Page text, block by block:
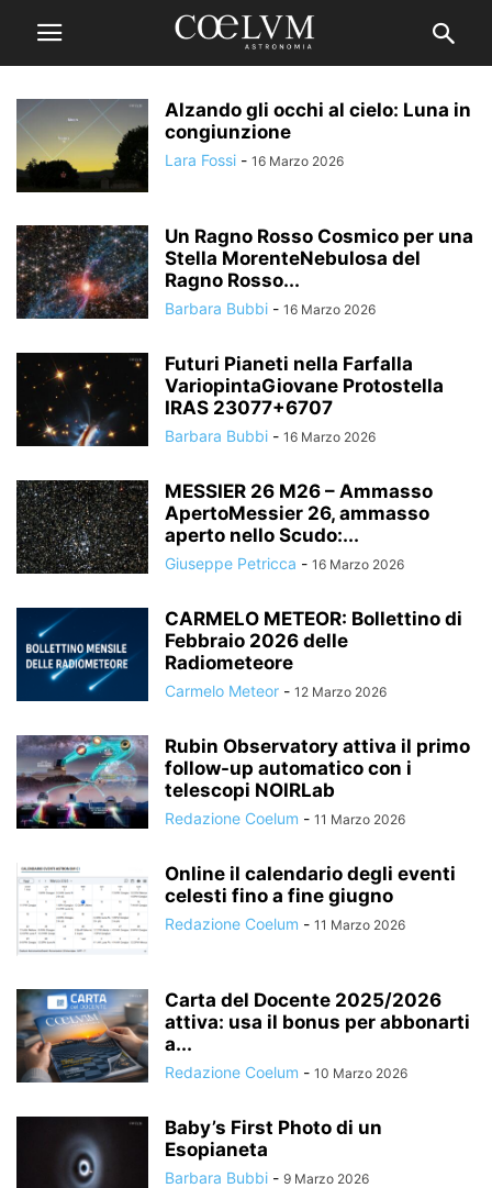
Alzando gli occhi al cielo: Luna in
congiunzione
Lara Fossi - 16 Marzo 2026
Un Ragno Rosso Cosmico per una
Stella MorenteNebulosa del
Ragno Rosso...
Barbara Bubbi - 16 Marzo 2026
Futuri Pianeti nella Farfalla
VariopintaGiovane Protostella
IRAS 23077+6707
Barbara Bubbi - 16 Marzo 2026
MESSIER 26 M26 – Ammasso
ApertoMessier 26, ammasso
aperto nello Scudo:...
Giuseppe Petricca - 16 Marzo 2026
CARMELO METEOR: Bollettino di
Febbraio 2026 delle
Radiometeore
Carmelo Meteor - 12 Marzo 2026
Rubin Observatory attiva il primo
follow-up automatico con i
telescopi NOIRLab
Redazione Coelum - 11 Marzo 2026
Online il calendario degli eventi
celesti fino a fine giugno
Redazione Coelum - 11 Marzo 2026
Carta del Docente 2025/2026
attiva: usa il bonus per abbonarti
a...
Redazione Coelum - 10 Marzo 2026
Baby’s First Photo di un
Esopianeta
Barbara Bubbi - 9 Marzo 2026